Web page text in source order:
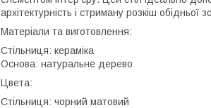
архітектурність і стриману розкіш обідньої
Матеріали та виготовлення:
Стільниця: кераміка
Основа: натуральне дерево
Цвета:
Стільниця: чорний матовий